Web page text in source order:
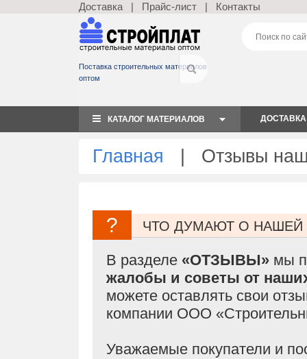
Доставка | Прайс-лист | Контакты
Поставка строительных материалов
оптом
КАТАЛОГ МАТЕРИАЛОВ ДОСТАВКА
Главная | Отзывы
? ЧТО ДУМАЮТ О НАШЕЙ
В разделе «ОТЗЫВЫ» мы
жалобы и советы от
можете оставлять свои
компании ООО
Уважаемые покупатели и